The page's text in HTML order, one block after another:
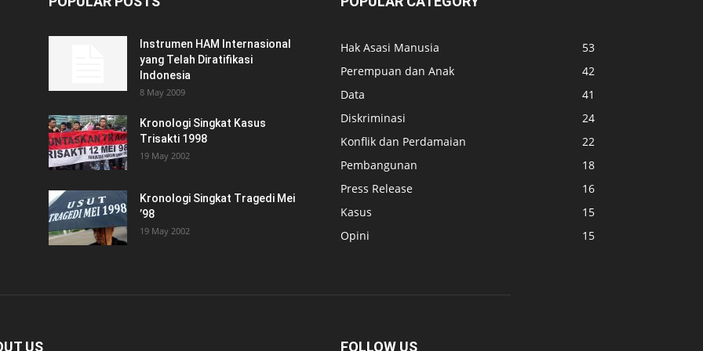
Instrumen HAM Internasional
yang Telah Diratifikasi
Indonesia
8 May 2009
Kronologi Singkat Kasus
Trisakti 1998
19 May 2002
Kronologi Singkat Tragedi Mei
’98
19 May 2002
Hak Asasi Manusia
53
Perempuan dan Anak
42
Data
41
Diskriminasi
24
Konflik dan Perdamaian
22
Pembangunan
18
Press Release
16
Kasus
15
Opini
15
US FOLLOW US